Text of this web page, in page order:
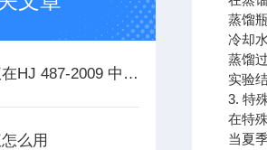
氟化物蒸馏仪在HJ 487-2009 中的应用
么用
蒸馏
冷却
蒸馏
实验
3. 特
在特
当夏